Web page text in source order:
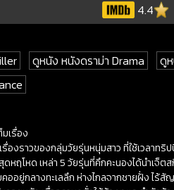
4.4
ดูหนัง หนังดราม่า Drama
ดู
เรื่อง
งราวของกลุ่มวัยรุ่นหนุ่มสาว ที่ใช้เวลาทริ
หฤโหด เหล่า 5 วัยรุ่นที่คึกคะนองได้นำเจ็ต
อยู่กลางทะเลลึก ห่างไกลจากชายฝั่ง ไร้